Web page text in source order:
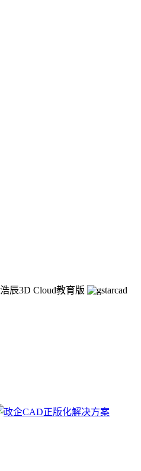
浩辰3D Cloud教育版